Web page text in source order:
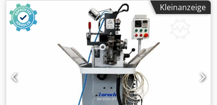
Schleifscheibenaufnahmen, 1 Aufnahmebolzen.
Kreissägeblattaußendurchmesser: 80 bis 1270 mm
Kreissägenbohrungsdurchmesser: 10 - 220 mm Dwsdpfx
Ajzguvwjdxsa Blattdicke: bis 14 mm Zahnteilung: 6-120 mm
Schleifweg: max. 16 mm Spanwinkel : -15° bis +40°
Tangentialfreiwinkel: 0 bis 5° Schleifgeschwindigkeit: 0,5
bis 6 mm/s Schleifscheibdurchmesser: 125 mm
Anschlußwert ca.: 3,6 kW (400 V / 50 Hz) Gewicht ca: 1300
kg Farbe: grün RAL 6011
Kleinanzeige